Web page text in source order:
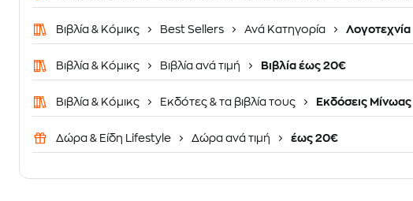
Βιβλία & Κόμικς Best Sellers Ανά Κατηγορία Λογοτεχνία
Βιβλία & Κόμικς Βιβλία ανά τιμή Βιβλία έως 20€
Βιβλία & Κόμικς Εκδότες & τα βιβλία τους Εκδόσεις Μίνωας
Δώρα & Είδη Lifestyle Δώρα ανά τιμή έως 20€